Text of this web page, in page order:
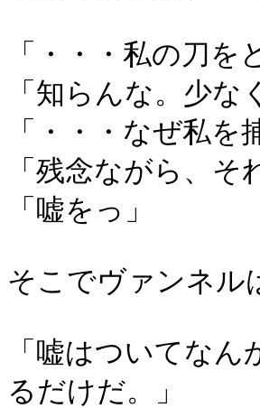
「・・・私の刀
「知らんな。少
「・・・なぜ私
「残念ながら、そ
「嘘をっ」
そこでヴァンネル
「嘘はついてな
るだけだ。」